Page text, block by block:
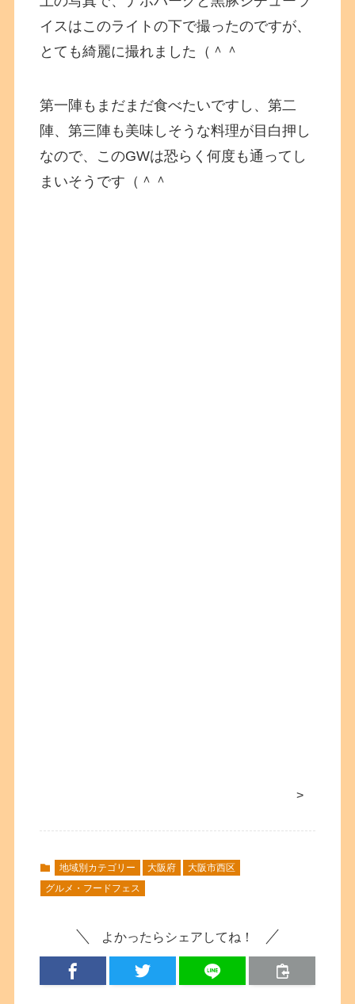
イスはこのライトの下で撮ったのですが、
とても綺麗に撮れました（＾＾
第一陣もまだまだ食べたいですし、第二
陣、第三陣も美味しそうな料理が目白押し
なので、このGWは恐らく何度も通ってし
まいそうです（＾＾
>
地域別カテゴリー 大阪府
大阪市西区
グルメ・フードフェス
よかったらシェアしてね！